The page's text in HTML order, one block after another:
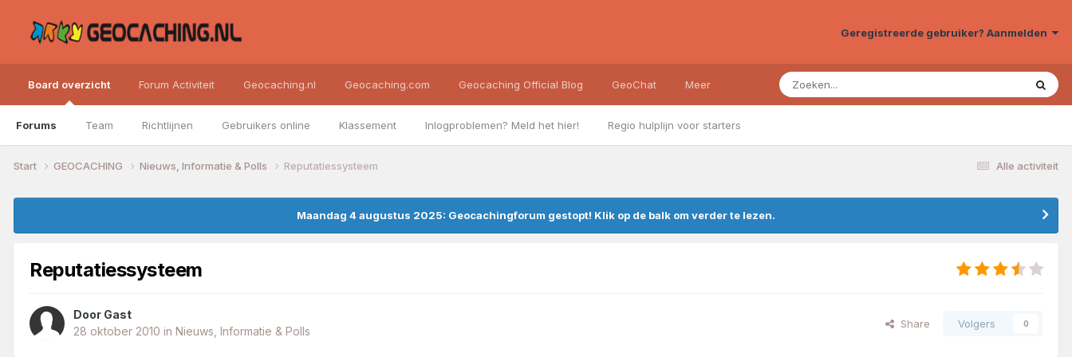
Geregistreerde gebruiker? Aanmelden
Board overzicht
Forums Team Richtlijnen Gebruikers online Klassement Inlogproblemen? Meld het hier! Regio hulplijn voor starters
Forum Activiteit Geocaching.nl Geocaching.com Geocaching Official Blog GeoChat Meer
Alle activiteit
Start GEOCACHING Nieuws, Informatie & Polls Reputatiessysteem
Maandag 4 augustus 2025: Geocachingforum gestopt! Klik op de balk om verder te lezen.
Reputatiessysteem
Door Gast
28 oktober 2010 in Nieuws, Informatie & Polls
Share Volgers 0